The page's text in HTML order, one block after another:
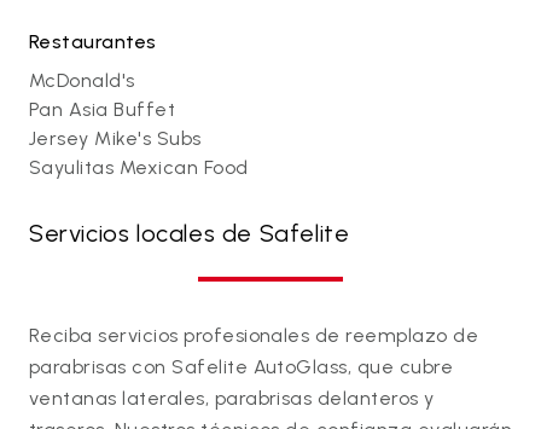
Restaurantes
McDonald's
Pan Asia Buffet
Jersey Mike's Subs
Sayulitas Mexican Food
Servicios locales de Safelite
Reciba servicios profesionales de reemplazo de
parabrisas con Safelite AutoGlass, que cubre
ventanas laterales, parabrisas delanteros y